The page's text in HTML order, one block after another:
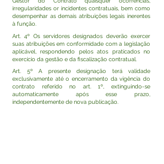
irregularidades or incidentes contratuais, bem como
desempenhar as demais atribuições legais inerentes
à função.
Art. 4º Os servidores designados deverão exercer
suas atribuições em conformidade com a legislação
aplicável, respondendo pelos atos praticados no
exercício da gestão e da fiscalização contratual.
Art. 5º A presente designação terá validade
exclusivamente até o encerramento da vigência do
contrato referido no art. 1º, extinguindo-se
automaticamente após esse prazo,
independentemente de nova publicação.